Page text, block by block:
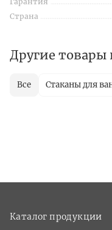
Страна
Другие товары
Все Стаканы для
Каталог продукции